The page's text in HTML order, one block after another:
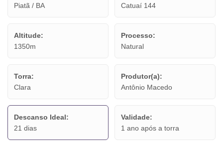
Piatã / BA Catuaí 144
Altitude:
1350m
Processo:
Natural
Torra:
Clara
Produtor(a):
Antônio Macedo
Descanso Ideal:
21 dias
Validade:
1 ano após a torra